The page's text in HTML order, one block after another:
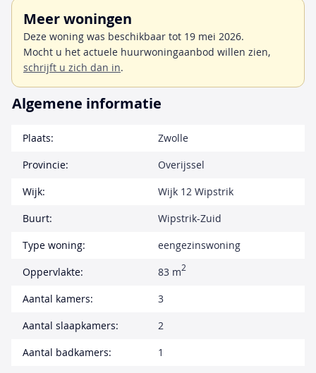
Meer woningen
Deze woning was beschikbaar tot 19 mei 2026.
Mocht u het actuele huurwoningaanbod willen zien,
schrijft u zich dan in.
Algemene informatie
Plaats:
Zwolle
Provincie:
Overijssel
Wijk:
Wijk 12 Wipstrik
Buurt:
Wipstrik-Zuid
Type woning:
eengezinswoning
Oppervlakte:
83 m2
Aantal kamers:
3
Aantal slaapkamers:
2
Aantal badkamers:
1